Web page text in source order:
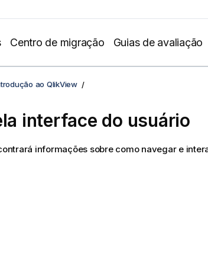
Centro de migração Guias de avaliação
ao QlikView
interface do usuário
informações sobre como navegar e